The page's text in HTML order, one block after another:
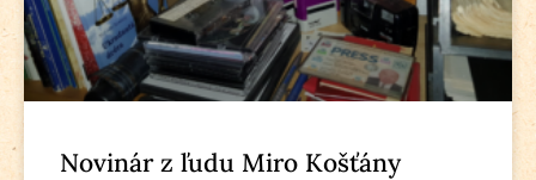
Novinár z ľudu Miro Košťány